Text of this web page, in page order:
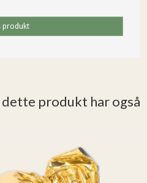
produkt
produkt har også